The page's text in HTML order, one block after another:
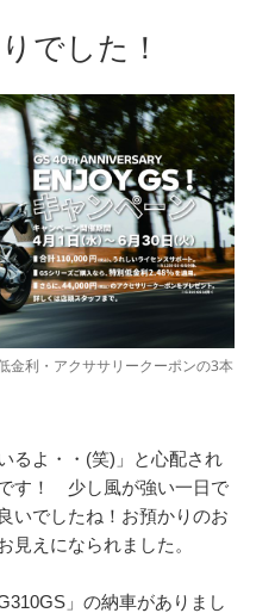
でした！
金利・アクササリークーポンの3本
るよ・・(笑)」と心配され
す！ 少し風が強い一日で
いでしたね！お預かりのお
見えになられました。
」の納車がありまし